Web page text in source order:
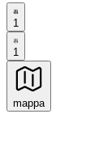
1
1
mappa
Esperienze